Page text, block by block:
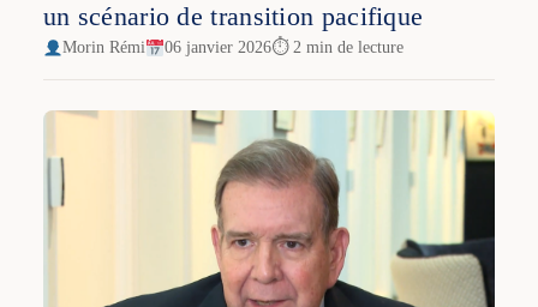
un scénario de transition pacifique
Morin Rémi 06 janvier 2026⏱ 2 min de lecture